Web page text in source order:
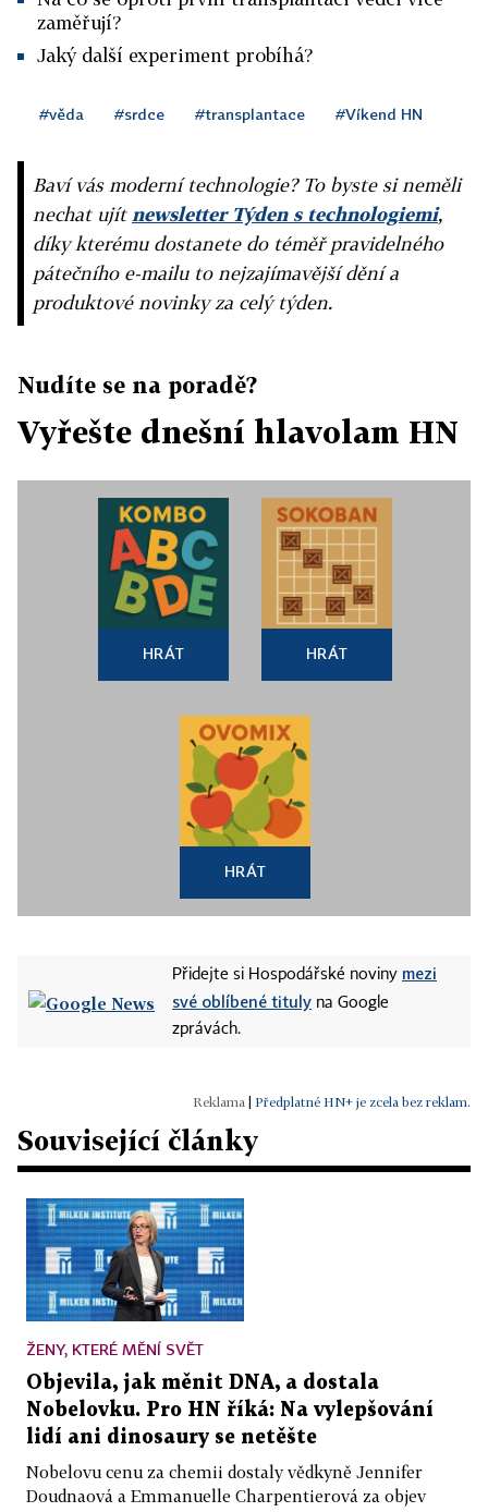
zaměřují?
Jaký další experiment probíhá?
#věda #srdce #transplantace #Víkend HN
Baví vás moderní technologie? To byste si neměli
nechat ujít newsletter Týden s technologiemi,
díky kterému dostanete do téměř pravidelného
pátečního e-mailu to nejzajímavější dění a
produktové novinky za celý týden.
Nudíte se na poradě?
Vyřešte dnešní hlavolam HN
HRÁT HRÁT
HRÁT
Přidejte si Hospodářské noviny mezi
své oblíbené tituly na Google
zprávách.
Předplatné HN+ je zcela bez reklam.
Související články
ŽENY, KTERÉ MĚNÍ SVĚT
Objevila, jak měnit DNA, a dostala
Nobelovku. Pro HN říká: Na vylepšování
lidí ani dinosaury se netěšte
Nobelovu cenu za chemii dostaly vědkyně Jennifer
Doudnaová a Emmanuelle Charpentierová za objev